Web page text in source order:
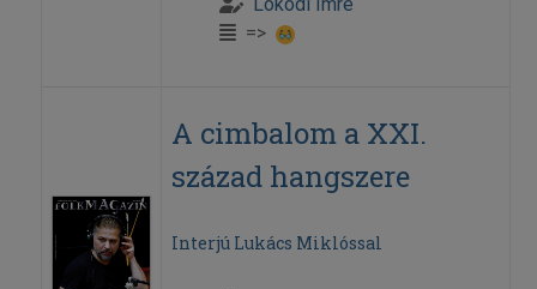
Lokodi Imre
=>
A cimbalom a XXI.
század hangszere
Interjú Lukács Miklóssal